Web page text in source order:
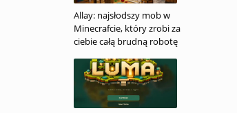
Allay: najsłodszy mob w
Minecrafcie, który zrobi za
ciebie całą brudną robotę